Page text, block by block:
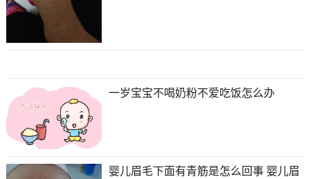
一岁宝宝不喝奶粉不爱吃饭怎么办
婴儿眉毛下面有青筋是怎么回事 婴儿眉